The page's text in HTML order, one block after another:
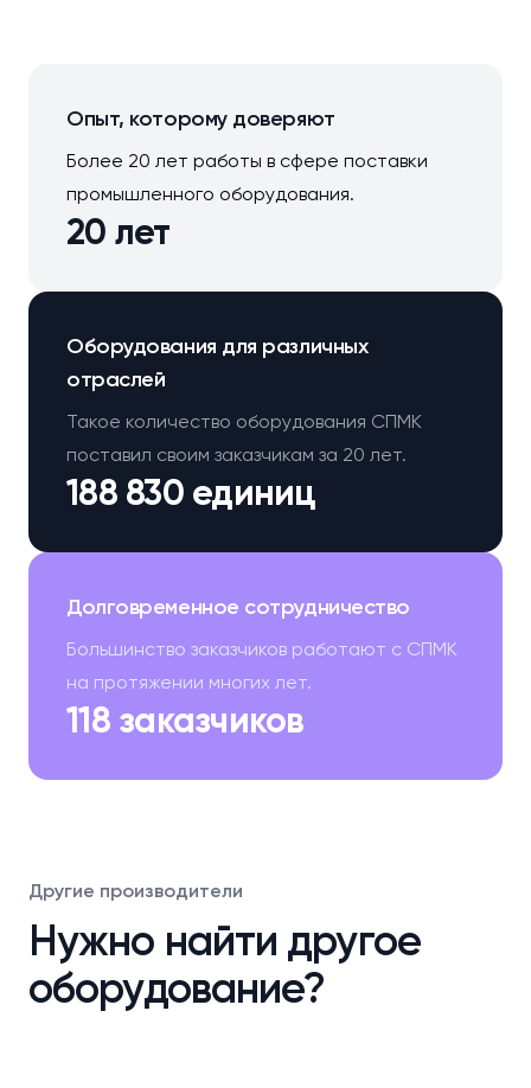
20 лет
Опыт, которому доверяют
Более 20 лет работы в сфере поставки
промышленного оборудования.
188 830 единиц
Оборудования для различных
отраслей
Такое количество оборудования СПМК
поставил своим заказчикам за 20 лет.
118 заказчиков
Долговременное сотрудничество
Большинство заказчиков работают с СПМК
на протяжении многих лет.
Другие производители
Нужно найти другое
оборудование?